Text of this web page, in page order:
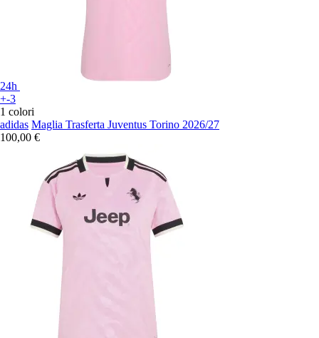
24h
+-3
1 colori
adidas Maglia Trasferta Juventus Torino 2026/27
100,00 €